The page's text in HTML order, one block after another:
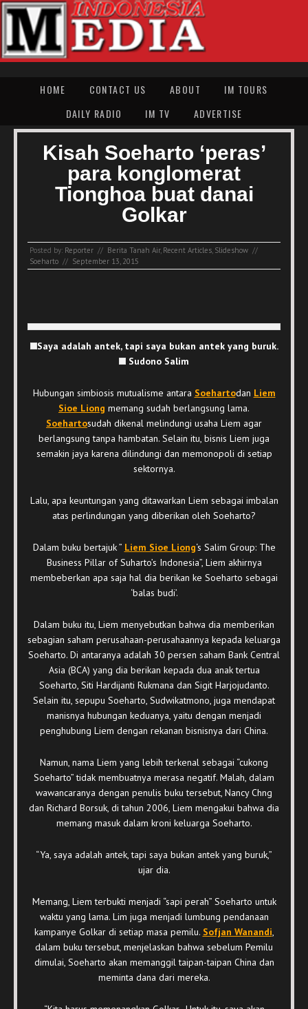
HOME CONTACT US ABOUT
IM TOURS
DAILY RADIO
IM TV ADVERTISE
Kisah Soeharto ‘peras’
para konglomerat
Tionghoa buat danai
Golkar
Posted by: Reporter // Berita Tanah Air, Recent Articles Slideshow //
Soeharto // September 13, 2015
Saya adalah antek, tapi saya bukan antek yang buruk.
Sudono Salim
Hubungan simbiosis mutualisme antara Soehartodan Liem
Sioe Liong memang sudah berlangsung lama.
Soehartosudah dikenal melindungi usaha Liem agar
berlangsung tanpa hambatan. Selain itu, bisnis Liem juga
semakin jaya karena dilindungi dan memonopoli di setiap
sektornya.
Lalu, apa keuntungan yang ditawarkan Liem sebagai imbalan
atas perlindungan yang diberikan oleh Soeharto?
Dalam buku bertajuk ” Liem Sioe Liong‘s Salim Group: The
Business Pillar of Suharto’s Indonesia”, Liem akhirnya
membeberkan apa saja hal dia berikan ke Soeharto sebagai
‘balas budi’.
Dalam buku itu, Liem menyebutkan bahwa dia memberikan
sebagian saham perusahaan-perusahaannya kepada keluarga
Soeharto. Di antaranya adalah 30 persen saham Bank Central
Asia (BCA) yang dia berikan kepada dua anak tertua
Soeharto, Siti Hardijanti Rukmana dan Sigit Harjojudanto.
Selain itu, sepupu Soeharto, Sudwikatmono, juga mendapat
manisnya hubungan keduanya, yaitu dengan menjadi
penghubung Liem dengan rekanan bisnisnya dari China.
Namun, nama Liem yang lebih terkenal sebagai “cukong
Soeharto” tidak membuatnya merasa negatif. Malah, dalam
wawancaranya dengan penulis buku tersebut, Nancy Chng
dan Richard Borsuk, di tahun 2006, Liem mengakui bahwa dia
memang masuk dalam kroni keluarga Soeharto.
“Ya, saya adalah antek, tapi saya bukan antek yang buruk,”
ujar dia.
Memang, Liem terbukti menjadi “sapi perah” Soeharto untuk
waktu yang lama. Lim juga menjadi lumbung pendanaan
kampanye Golkar di setiap masa pemilu. Sofjan Wanandi
dalam buku tersebut, menjelaskan bahwa sebelum Pemilu
dimulai, Soeharto akan memanggil taipan-taipan China dan
meminta dana dari mereka.